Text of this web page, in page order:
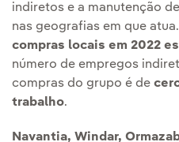
indiretos e a manutenção
nas geografias em que
compras locais em 2022
número de empregos
compras do grupo é de
trabalho.
Navantia, Windar,